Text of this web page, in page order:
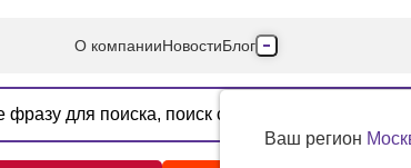
О компанииНовостиБлог
Производители
Партнеры
Ваш регион